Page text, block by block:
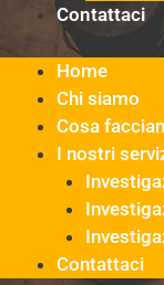
Contattaci
Home
Chi siamo
Cosa
I nostri
Contattaci